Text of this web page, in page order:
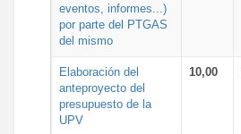
eventos, informes...)
por parte del PTGAS
del mismo
Elaboración del
anteproyecto del
presupuesto de la
UPV
10,00